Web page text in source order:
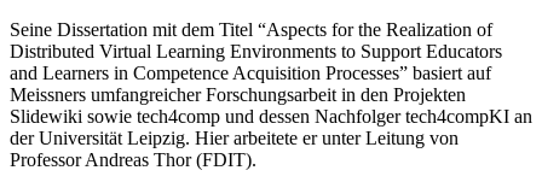
Seine Dissertation mit dem Titel
Aspects for the Realization of
Distributed Virtual Learning Environments to Support Educators
and Learners in Competence Acquisition Processes
basiert auf
Meissners umfangreicher Forschungsarbeit in den Projekten
Slidewiki sowie tech4comp und dessen Nachfolger tech4compKI an
der Universität Leipzig. Hier arbeitete er unter Leitung von
Professor Andreas Thor (FDIT).